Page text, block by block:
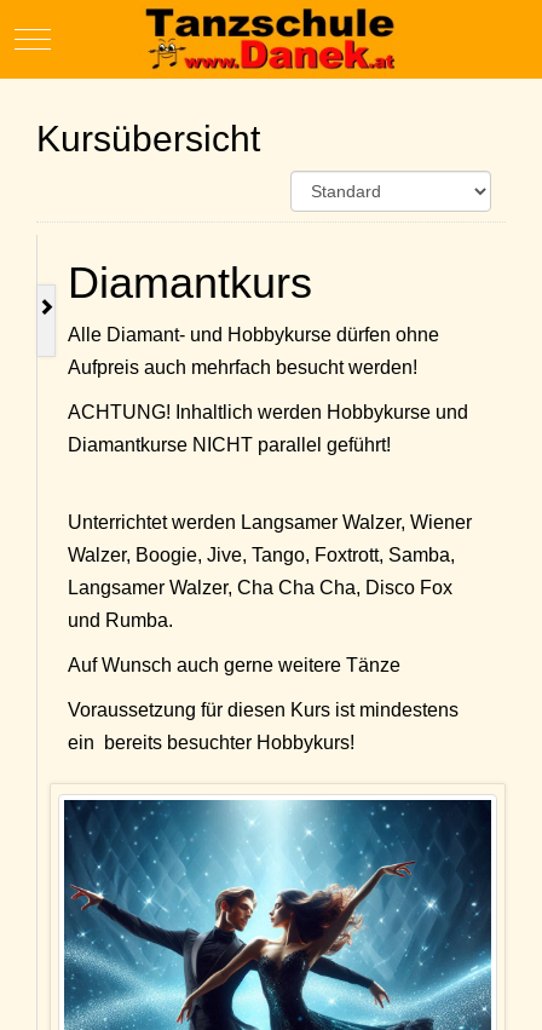
Mobile Menu Toggle
Kursübersicht
Diamantkurs
Alle Diamant- und Hobbykurse dürfen ohne
Aufpreis auch mehrfach besucht werden!
ACHTUNG! Inhaltlich werden Hobbykurse und
Diamantkurse NICHT parallel geführt!
Unterrichtet werden Langsamer Walzer, Wiener
Walzer, Boogie, Jive, Tango, Foxtrott, Samba,
Langsamer Walzer, Cha Cha Cha, Disco Fox
und Rumba.
Auf Wunsch auch gerne weitere Tänze
Voraussetzung für diesen Kurs ist mindestens
ein bereits besuchter Hobbykurs!